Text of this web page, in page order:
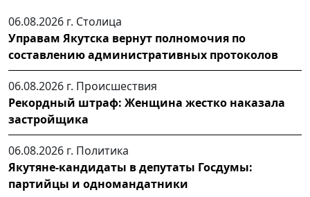
06.08.2026 г. Столица
Управам Якутска вернут полномочия по
составлению административных протоколов
06.08.2026 г. Происшествия
Рекордный штраф: Женщина жестко наказала
застройщика
06.08.2026 г. Политика
Якутяне-кандидаты в депутаты Госдумы:
партийцы и одномандатники